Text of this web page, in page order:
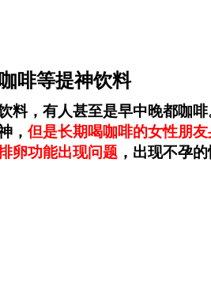
啡等提神饮料
料，有人甚至是早中晚都咖
， 但是长期喝咖啡的女性朋
卵功能出现问题 ，出现不孕